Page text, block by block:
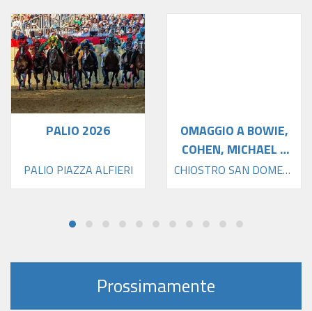
PALIO 2026
PALIO PIAZZA ALFIERI
OMAGGIO A BOWIE,
COHEN, MICHAEL E
PRINCE
CHIOSTRO SAN DOMENICO
Prossimamente